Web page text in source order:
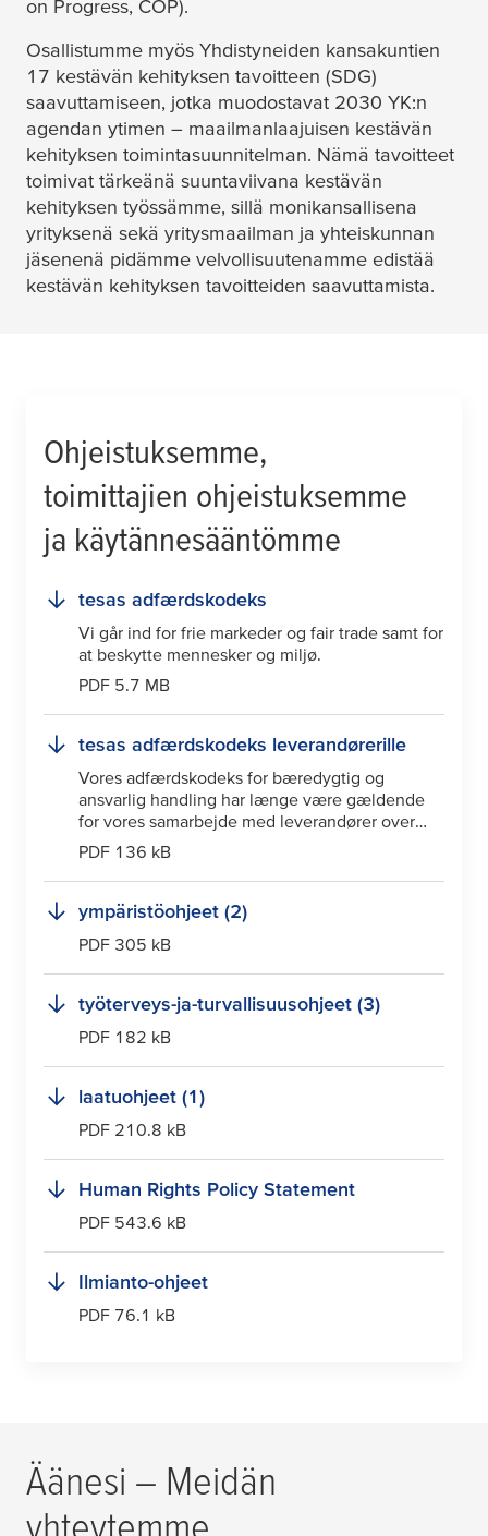
on Progress, COP).
Osallistumme myös Yhdistyneiden kansakuntien
17 kestävän kehityksen tavoitteen (SDG)
saavuttamiseen, jotka muodostavat 2030 YK:n
agendan ytimen – maailmanlaajuisen kestävän
kehityksen toimintasuunnitelman. Nämä tavoitteet
toimivat tärkeänä suuntaviivana kestävän
kehityksen työssämme, sillä monikansallisena
yrityksenä sekä yritysmaailman ja yhteiskunnan
jäsenenä pidämme velvollisuutenamme edistää
kestävän kehityksen tavoitteiden saavuttamista.
Ohjeistuksemme,
toimittajien ohjeistuksemme
ja käytännesääntömme
tesas adfærdskodeks
Vi går ind for frie markeder og fair trade samt for
at beskytte mennesker og miljø.
PDF 5.7 MB
tesas adfærdskodeks leverandørerille
Vores adfærdskodeks for bæredygtig og
ansvarlig handling har længe være gældende
for vores samarbejde med leverandører over
hele verden.
PDF 136 kB
ympäristöohjeet (2)
PDF 305 kB
työterveys-ja-turvallisuusohjeet (3)
PDF 182 kB
laatuohjeet (1)
PDF 210.8 kB
Human Rights Policy Statement
PDF 543.6 kB
Ilmianto-ohjeet
PDF 76.1 kB
Äänesi – Meidän
yhteytemme